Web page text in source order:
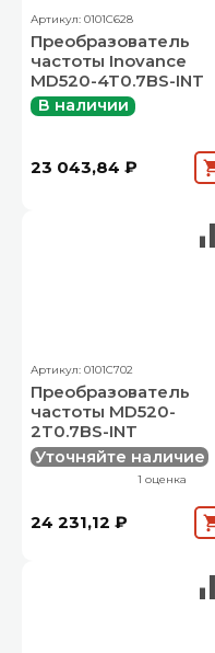
Артикул: 0101C628
Преобразователь
частоты Inovance
MD520-4T0.7BS-INT
В наличии
23 043,84 ₽
Артикул: 0101C702
Преобразователь
частоты MD520-
2T0.7BS-INT
Уточняйте наличие
1 оценка
24 231,12 ₽